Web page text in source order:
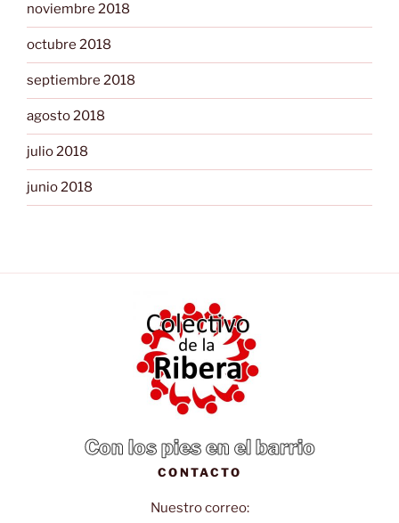
noviembre 2018
octubre 2018
septiembre 2018
agosto 2018
julio 2018
junio 2018
Con los pies en el barrio
CONTACTO
Nuestro correo: